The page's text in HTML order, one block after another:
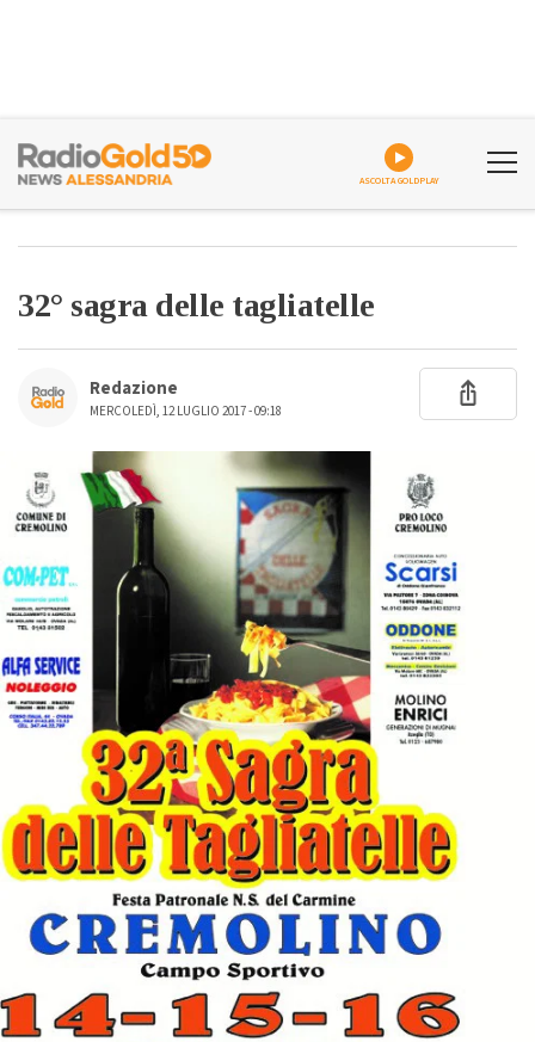
ASCOLTA GOLDPLAY
32° sagra delle tagliatelle
Redazione
MERCOLEDÌ, 12 LUGLIO 2017 - 09:18